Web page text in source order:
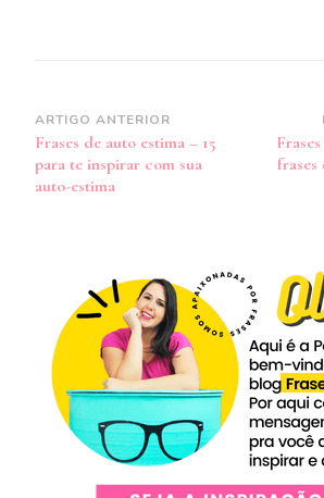
Navegação
de
post
ARTIGO ANTERIOR
Frases de auto estima – 15
para te inspirar com sua
auto-estima
frases